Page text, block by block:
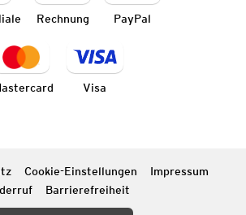
Rechnung PayPal
Visa
Cookie-Einstellungen
Impressum
Barrierefreiheit